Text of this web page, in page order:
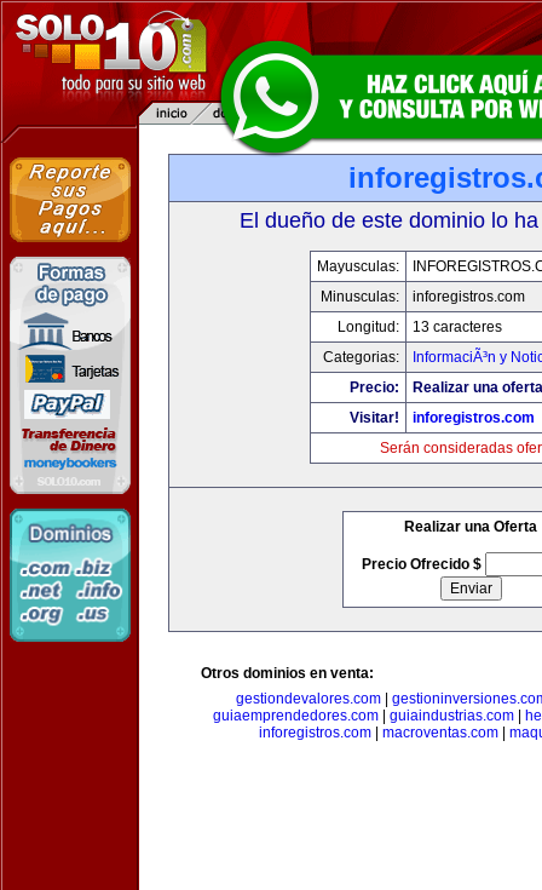
El dueño de este dominio lo
Mayusculas:
Minusculas:
inforegistros.com
Longitud:
13 caracteres
Categorias:
InformaciÃ³n y
Precio:
Realizar una
Visitar!
inforegistros.com
Serán consideradas
Realizar una Oferta
Precio Ofrecido $
Otros dominios en venta:
gestiondevalores.com|
guiaemprendedores.com
guiaindustrias.com
inforegistros.com| macroventas.com|